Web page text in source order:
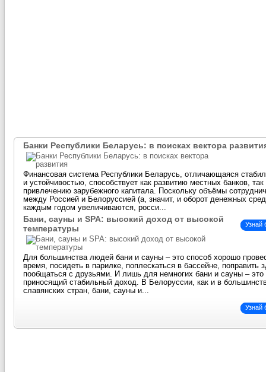
Банки Республики Беларусь: в поисках вектора
Финансовая система Республики Беларусь, отличающаяся
и устойчивостью, способствует как развитию местных банков, так
привлечению зарубежного капитала. Поскольку объёмы
между Россией и Белоруссией (а, значит, и оборот денежных
каждым годом увеличиваются, росси...
Узнай
Бани, сауны и SPA: высокий доход от высокой
температуры
Для большинства людей бани и сауны – это способ хорошо
время, посидеть в парилке, поплескаться в бассейне, поправить
пообщаться с друзьями. И лишь для немногих бани и сауны – это
приносящий стабильный доход. В Белоруссии, как и в
славянских стран, бани, сауны и...
Узнай